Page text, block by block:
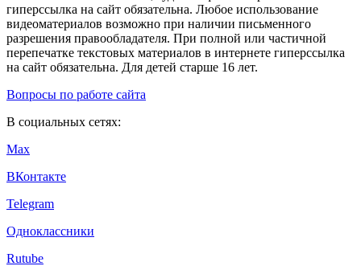
гиперссылка на сайт обязательна. Любое использование
видеоматериалов возможно при наличии письменного
разрешения правообладателя. При полной или частичной
перепечатке текстовых материалов в интернете гиперссылка
на сайт обязательна. Для детей старше 16 лет.
Вопросы по работе сайта
В социальных сетях:
Max
ВКонтакте
Telegram
Одноклассники
Rutube